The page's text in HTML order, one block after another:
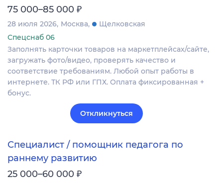
75 000–85 000 ₽
28 июля 2026 Москва
Щелковская
Спецснаб 06
Заполнять карточки товаров на маркетплейсах/сайте,
загружать фото/видео, проверять качество и
соответствие требованиям. Любой опыт работы в
интернете. ТК РФ или ГПХ. Оплата фиксированная +
бонус.
Откликнуться
Специалист / помощник педагога по
раннему развитию
25 000–60 000 ₽